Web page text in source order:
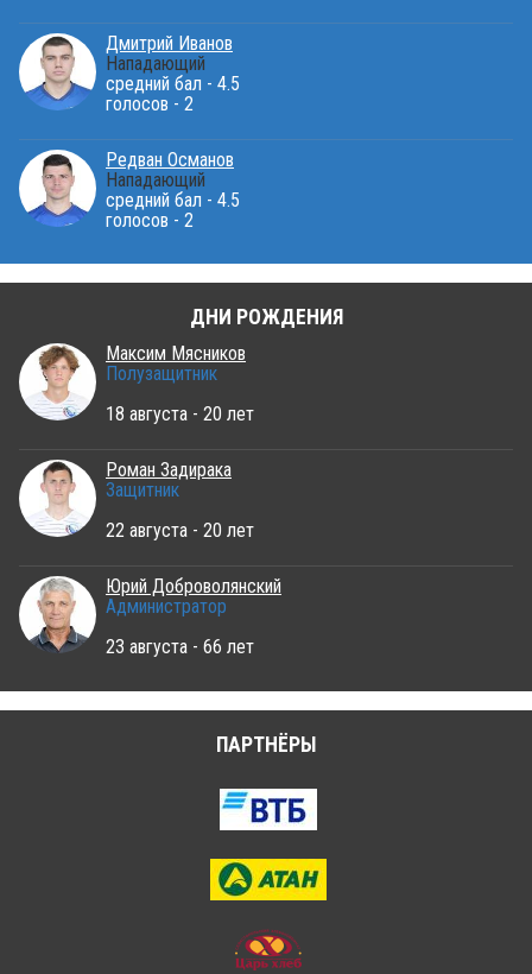
Дмитрий Иванов
Нападающий
средний бал - 4.5
голосов - 2
Редван Османов
Нападающий
средний бал - 4.5
голосов - 2
ДНИ РОЖДЕНИЯ
Максим Мясников
Полузащитник
18 августа - 20 лет
Роман Задирака
Защитник
22 августа - 20 лет
Юрий Доброволянский
Администратор
23 августа - 66 лет
ПАРТНЁРЫ